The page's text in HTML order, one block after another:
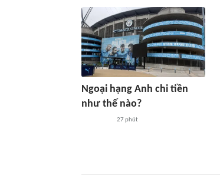
Ngoại hạng Anh chi tiền
như thế nào?
27 phút